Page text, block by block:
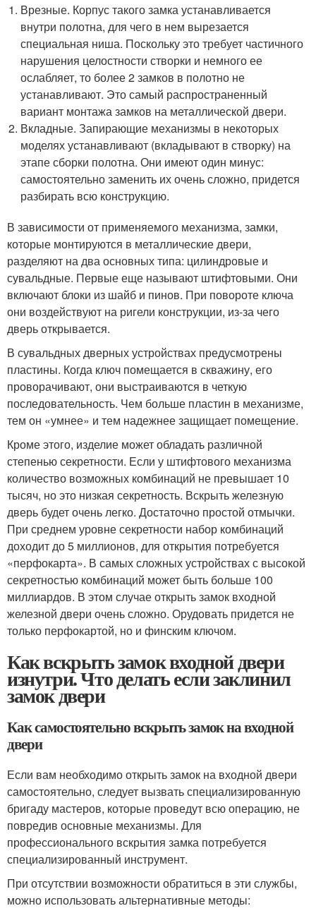
Врезные. Корпус такого замка устанавливается
внутри полотна, для чего в нем вырезается
специальная ниша. Поскольку это требует частичного
нарушения целостности створки и немного ее
ослабляет, то более 2 замков в полотно не
устанавливают. Это самый распространенный
вариант монтажа замков на металлической двери.
Вкладные. Запирающие механизмы в некоторых
моделях устанавливают (вкладывают в створку) на
этапе сборки полотна. Они имеют один минус:
самостоятельно заменить их очень сложно, придется
разбирать всю конструкцию.
В зависимости от применяемого механизма, замки,
которые монтируются в металлические двери,
разделяют на два основных типа: цилиндровые и
сувальдные. Первые еще называют штифтовыми. Они
включают блоки из шайб и пинов. При повороте ключа
они воздействуют на ригели конструкции, из-за чего
дверь открывается.
В сувальдных дверных устройствах предусмотрены
пластины. Когда ключ помещается в скважину, его
проворачивают, они выстраиваются в четкую
последовательность. Чем больше пластин в механизме,
тем он «умнее» и тем надежнее защищает помещение.
Кроме этого, изделие может обладать различной
степенью секретности. Если у штифтового механизма
количество возможных комбинаций не превышает 10
тысяч, но это низкая секретность. Вскрыть железную
дверь будет очень легко. Достаточно простой отмычки.
При среднем уровне секретности набор комбинаций
доходит до 5 миллионов, для открытия потребуется
«перфокарта». В самых сложных устройствах с высокой
секретностью комбинаций может быть больше 100
миллиардов. В этом случае открыть замок входной
железной двери очень сложно. Орудовать придется не
только перфокартой, но и финским ключом.
Как вскрыть замок входной двери
изнутри. Что делать если заклинил
замок двери
Как самостоятельно вскрыть замок на входной
двери
Если вам необходимо открыть замок на входной двери
самостоятельно, следует вызвать специализированную
бригаду мастеров, которые проведут всю операцию, не
повредив основные механизмы. Для
профессионального вскрытия замка потребуется
специализированный инструмент.
При отсутствии возможности обратиться в эти службы,
можно использовать альтернативные методы: